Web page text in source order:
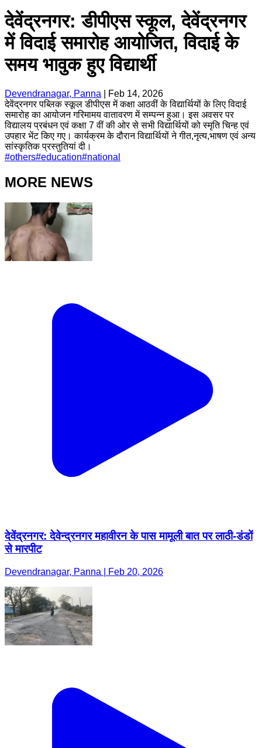
देवेंद्रनगर: डीपीएस स्कूल, देवेंद्रनगर
में विदाई समारोह आयोजित, विदाई के
समय भावुक हुए विद्यार्थी
Devendranagar, Panna
Feb 14, 2026
देवेंद्रनगर पब्लिक स्कूल डीपीएस में कक्षा आठवीं के विद्यार्थियों के लिए विदाई
समारोह का आयोजन गरिमामय वातावरण में सम्पन्न हुआ। इस अवसर पर
विद्यालय प्रबंधन एवं कक्षा 7 वीं की ओर से सभी विद्यार्थियों को स्मृति चिन्ह एवं
उपहार भेंट किए गए। कार्यक्रम के दौरान विद्यार्थियों ने गीत,नृत्य,भाषण एवं अन्य
सांस्कृतिक प्रस्तुतियां दी।
#others#education#national
MORE NEWS
देवेंद्रनगर: देवेन्द्रनगर महावीरन के पास मामूली बात पर लाठी-डंडों
से मारपीट
Devendranagar, Panna | Feb 20, 2026